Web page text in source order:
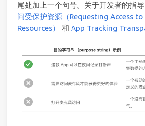
尾处加上一个句号。关于开发者的指
问受保护资源（Requesting Access
Resources）
和 App Tracking